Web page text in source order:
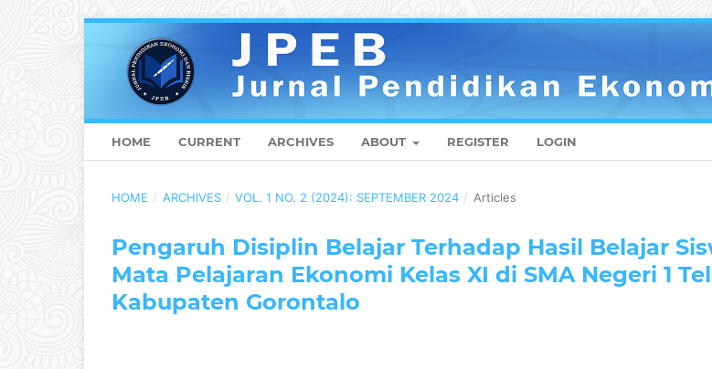
HOME CURRENT ARCHIVES ABOUT REGISTER LOGIN
HOME / ARCHIVES / VOL. 1 NO. 2 (2024): SEPTEMBER 2024 / Articles
Pengaruh Disiplin Belajar Terhadap Hasil Belajar
Mata Pelajaran Ekonomi Kelas XI di SMA Negeri 1
Kabupaten Gorontalo